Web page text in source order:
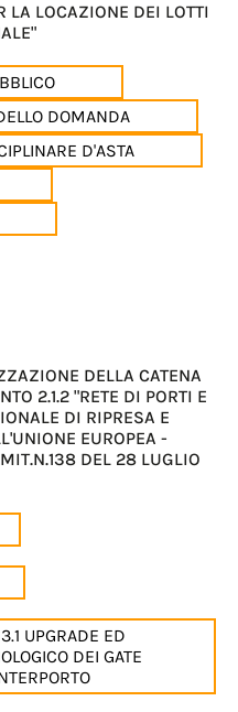
LA LOCAZIONE DEI LOTTI
DOMANDA
D'ASTA
DELLA CATENA
2.1.2 "RETE DI PORTI E
DI RIPRESA E
EUROPEA -
DEL 28 LUGLIO
UPGRADE ED
DEI GATE